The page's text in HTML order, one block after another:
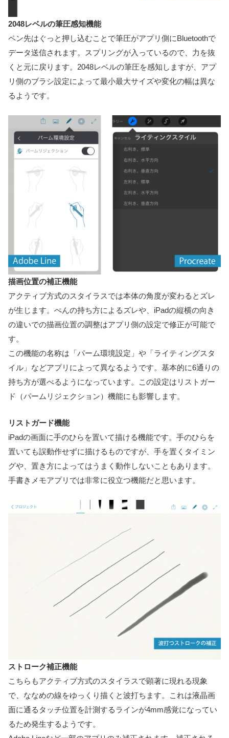
2048レベルの筆圧感知機能
ペン先はぐっと押し込むことで筆圧がアプリ側にBluetoothで
データ送信されます。スプリングが入っているので、力を抜
くと元に戻ります。2048レベルの筆圧を感知しますが、アプ
リ側のブラシ設定によって最小最大サイズや変化の幅は異な
るようです。
描画位置の補正機能
アクティブ方式のスタイラスでは本体の角度が変わるとズレ
が生じます。ぺんの持ち方によるズレや、iPadの縦横の向き
の違いでの描画位置の調整はアプリ側の設定で修正が可能で
す。
この機能の名称は「パーム環境設定」や「ライティングスタ
イル」などアプリによって異なるようです。基本的に6通りの
持ち方が選べるようになっています。この設定はリストガー
ド（パームリジェクション）機能にも影響します。
リストガード機能
iPadの画面に手のひらを置いて描ける機能です。手のひらを
置いても誤動作せずに描けるものですが、手を置くタイミン
グや、置き方によってはうまく動作しないこともあります。
手書きメモアプリでは非常に役立つ機能だと思います。
ストローク補正機能
こちらもアクティブ方式のスタイラスで顕著に現れる現象
で、ななめの線をゆっくり描くと波打ちます。これは液晶画
面に通るタッチ位置を計測するラインが4mm感覚になってい
るため発生するようです。